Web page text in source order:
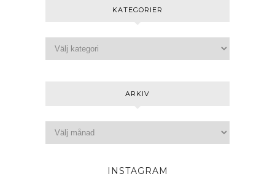
KATEGORIER
ARKIV
INSTAGRAM